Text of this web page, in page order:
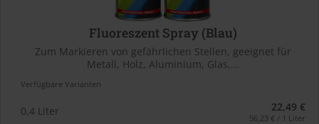
Fluoreszent Spray (Blau)
Zum Markieren von gefährlichen Stellen, geeignet für
Metall, Holz, Aluminium, Glas,...
Verfügbare Varianten
0,4 Liter 22,49 €
56,23 € / 1 Liter